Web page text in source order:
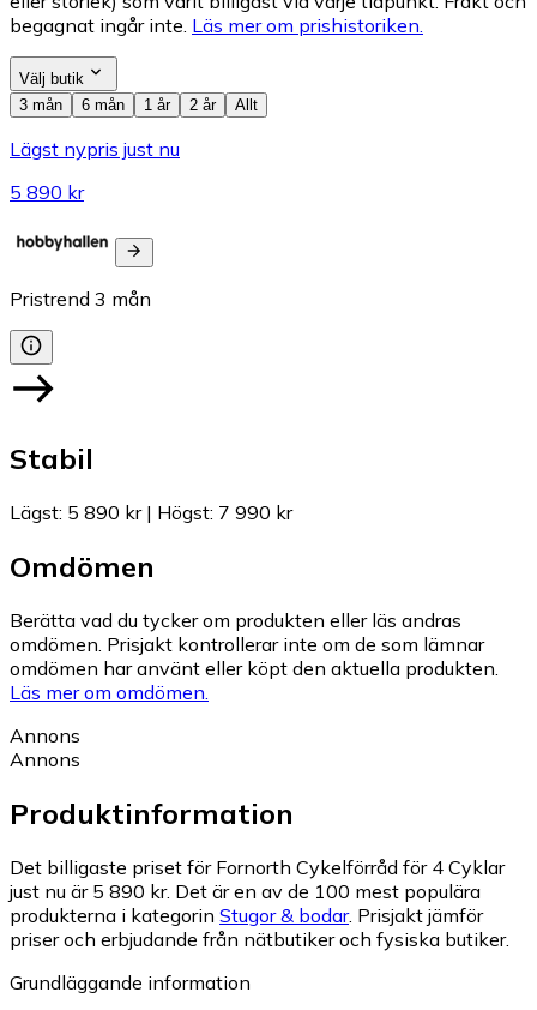
begagnat ingår inte. Läs mer om prishistoriken.
Välj butik
3 mån
6 mån 1 år 2 år Allt
Lägst nypris just nu
5 890 kr
Pristrend 3 mån
Stabil
Lägst: 5 890 kr| Högst: 7 990 kr
Omdömen
Berätta vad du tycker om produkten eller läs andras
omdömen. Prisjakt kontrollerar inte om de som lämnar
omdömen har använt eller köpt den aktuella produkten.
Läs mer om omdömen.
Annons
Annons
Produktinformation
Det billigaste priset för Fornorth Cykelförråd för 4 Cyklar
just nu är 5 890 kr. Det är en av de 100 mest populära
produkterna i kategorin Stugor & bodar. Prisjakt jämför
priser och erbjudande från nätbutiker och fysiska butiker.
Grundläggande information